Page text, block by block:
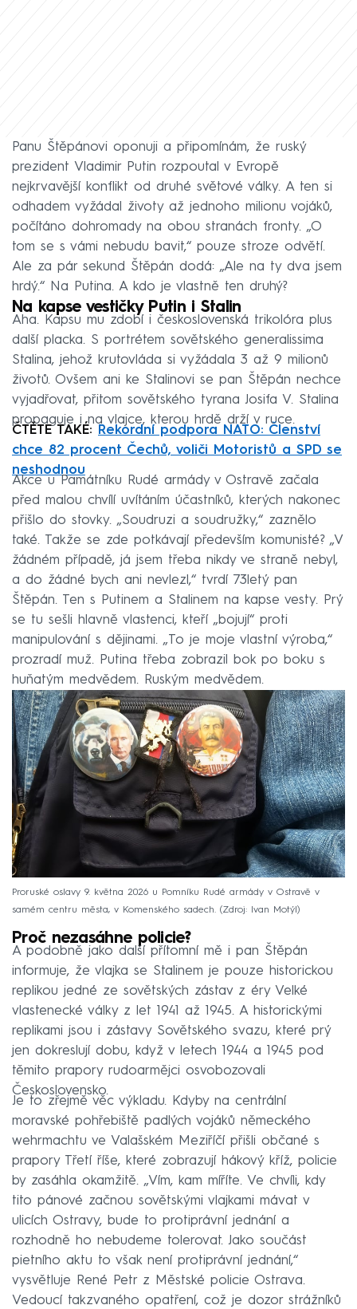
Panu Štěpánovi oponuji a připomínám, že ruský
prezident Vladimir Putin rozpoutal v Evropě
nejkrvavější konflikt od druhé světové války. A ten si
odhadem vyžádal životy až jednoho milionu vojáků,
počítáno dohromady na obou stranách fronty. „O
tom se s vámi nebudu bavit,“ pouze stroze odvětí.
Ale za pár sekund Štěpán dodá: „Ale na ty dva jsem
hrdý.“ Na Putina. A kdo je vlastně ten druhý?
Na kapse vestičky Putin i Stalin
Aha. Kapsu mu zdobí i československá trikolóra plus
další placka. S portrétem sovětského generalissima
Stalina, jehož krutovláda si vyžádala 3 až 9 milionů
životů. Ovšem ani ke Stalinovi se pan Štěpán nechce
vyjadřovat, přitom sovětského tyrana Josifa V. Stalina
propaguje i na vlajce, kterou hrdě drží v ruce.
ČTĚTE TAKÉ:
Rekordní podpora NATO: Členství
chce 82 procent Čechů, voliči Motoristů a SPD se
neshodnou
Akce u Památníku Rudé armády v Ostravě začala
před malou chvílí uvítáním účastníků, kterých nakonec
přišlo do stovky. „Soudruzi a soudružky,“ zaznělo
také. Takže se zde potkávají především komunisté? „V
žádném případě, já jsem třeba nikdy ve straně nebyl,
a do žádné bych ani nevlezl,“ tvrdí 73letý pan
Štěpán. Ten s Putinem a Stalinem na kapse vesty. Prý
se tu sešli hlavně vlastenci, kteří „bojují“ proti
manipulování s dějinami. „To je moje vlastní výroba,“
prozradí muž. Putina třeba zobrazil bok po boku s
huňatým medvědem. Ruským medvědem.
Proruské oslavy 9. května 2026 u Pomníku Rudé armády v Ostravě v
samém centru města, v Komenského sadech.
Zdroj: Ivan Motýl
Proč nezasáhne policie?
A podobně jako další přítomní mě i pan Štěpán
informuje, že vlajka se Stalinem je pouze historickou
replikou jedné ze sovětských zástav z éry Velké
vlastenecké války z let 1941 až 1945. A historickými
replikami jsou i zástavy Sovětského svazu, které prý
jen dokreslují dobu, když v letech 1944 a 1945 pod
těmito prapory rudoarmějci osvobozovali
Československo.
Je to zřejmě věc výkladu. Kdyby na centrální
moravské pohřebiště padlých vojáků německého
wehrmachtu ve Valašském Meziříčí přišli občané s
prapory Třetí říše, které zobrazují hákový kříž, policie
by zasáhla okamžitě. „Vím, kam míříte. Ve chvíli, kdy
tito pánové začnou sovětskými vlajkami mávat v
ulicích Ostravy, bude to protiprávní jednání a
rozhodně ho nebudeme tolerovat. Jako součást
pietního aktu to však není protiprávní jednání,“
vysvětluje René Petr z Městské policie Ostrava.
Vedoucí takzvaného opatření, což je dozor strážníků